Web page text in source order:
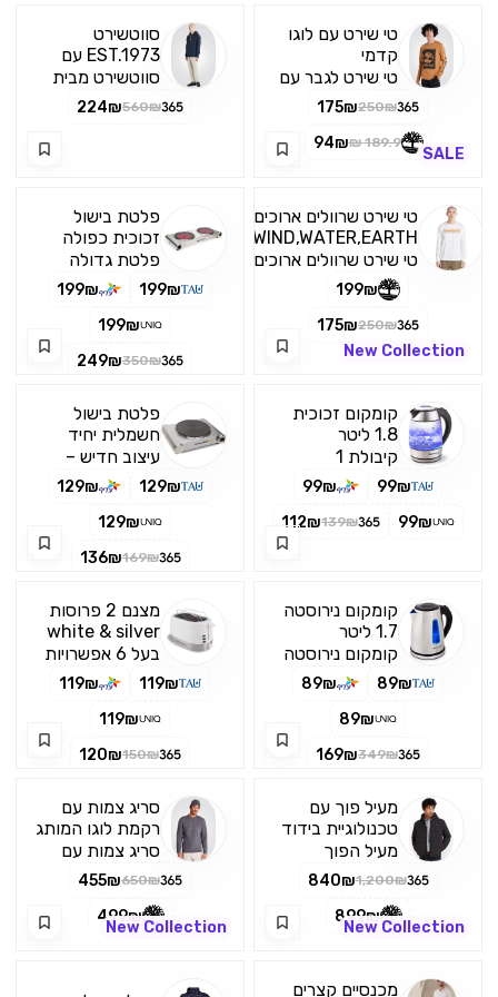
תיבול, ירקות ועוד
מטרפה
ו-20% אלסטיין
טי שירט עם לוגו
קדמי
טי שירט לגבר עם
מפתח צאוור עגול
והדפס לוגו
טימברלנד בחזה
כותנה אורגנית.
SALE
250₪
175₪
189.9 ₪
94₪
סווטשירט
EST.1973 עם
כובע קפוצון
סווטשירט מבית
סווטשירט לגבר
EST.1973 . הרכב
הבד 83% כותנה
560₪
224₪
טי שירט שרוולים ארוכים
WIND,WATER,EARTH
& SKY
טי שירט שרוולים ארוכים
WIND,WATER,EARTH
& SKY. הרכב בד
100% כותנה
New Collection
199₪
250₪
175₪
פלטת בישול
זכוכית כפולה
פלטת גדולה
בקוטר: 18199₪
199₪
199₪
350₪
249₪
קומקום זכוכית
1.8 ליטר
קיבולת 1
99₪
99₪
99₪
139₪
112₪
פלטת בישול
חשמלית יחיד
עיצוב חדיש –
גימור נירוסטה129₪
129₪
129₪
169₪
136₪
קומקום נירוסטה
1.7 ליטר
קומקום נירוסטה
מוברשת בקיבולת
1
89₪
89₪
89₪
349₪
169₪
מצנם 2 פרוסות
white & silver
בעל 6 אפשרויות
לקלייה מחימום
קל ועד השחמת
לחם קפוא
119₪
119₪
119₪
150₪
120₪
מעיל פוך עם
טכנולוגיית בידוד
Thermarange
לגברים
מעיל הפוך
לגברים עם
טכנולוגיית בידוד
Thermarange
הוא הדרך
New Collection
1,200₪
840₪
899₪
סריג צמות עם
רקמת לוגו המותג
בצד
סריג צמות עם
מפתח צוואר עגול
ורקמת לוגו
המותג בצד.
New Collection
650₪
455₪
499₪
מכנסיים קצרים